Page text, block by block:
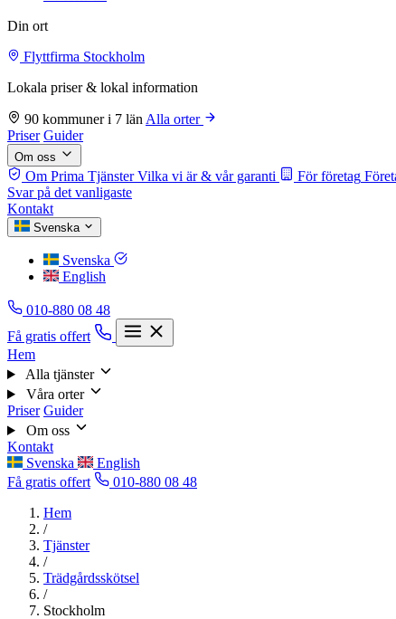
Din ort
Flyttfirma Stockholm
Lokala priser & lokal information
90 kommuner i 7 län Alla orter
Priser Guider
Om oss
Om Prima Tjänster Vilka vi är & vår garanti För företag
Svar på det vanligaste
Kontakt
Svenska
Svenska
English
010-880 08 48
Få gratis offert
Hem
Alla tjänster
Våra orter
Priser Guider
Om oss
Kontakt
Svenska
English
Få gratis offert
010-880 08 48
Hem
/
Tjänster
/
Trädgårdsskötsel
/
Stockholm